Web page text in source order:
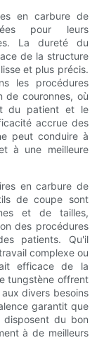
en carbure de
pour leurs
La dureté du
de la structure
et plus précis.
les procédures
de couronnes, où
du patient et le
accrue des
peut conduire à
à une meilleure
en carbure de
de coupe sont
et de tailles,
des procédures
patients. Qu'il
complexe ou
efficace de la
tungstène offrent
divers besoins
garantit que
disposent du bon
à de meilleurs